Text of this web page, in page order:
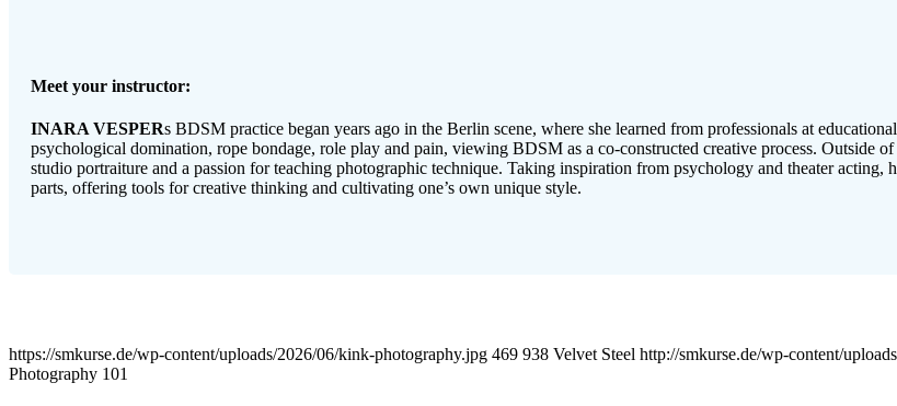
Meet your instructor:
INARA VESPERs BDSM practice began years ago in the Berlin scene, where she learned from professionals at
psychological domination, rope bondage, role play and pain, viewing BDSM as a co-constructed creative process. Outside
studio portraiture and a passion for teaching photographic technique. Taking inspiration from psychology and theater
parts, offering tools for creative thinking and cultivating one’s own unique style.
https://smkurse.de/wp-content/uploads/2026/06/kink-photography.jpg 469 938 Velvet Steel http://smkurse.de/wp-content/
Photography 101